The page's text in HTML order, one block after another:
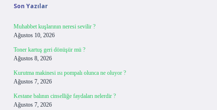
Son Yazılar
Muhabbet kuşlarının neresi sevilir ?
Ağustos 10, 2026
Toner kartuş geri dönüşür mü ?
Ağustos 8, 2026
Kurutma makinesi ısı pompalı olunca ne oluyor ?
Ağustos 7, 2026
Kestane balının cinselliğe faydaları nelerdir ?
Ağustos 7, 2026